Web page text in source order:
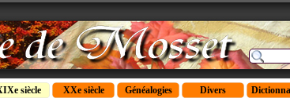
siècle XXe siècle Généalogies Divers